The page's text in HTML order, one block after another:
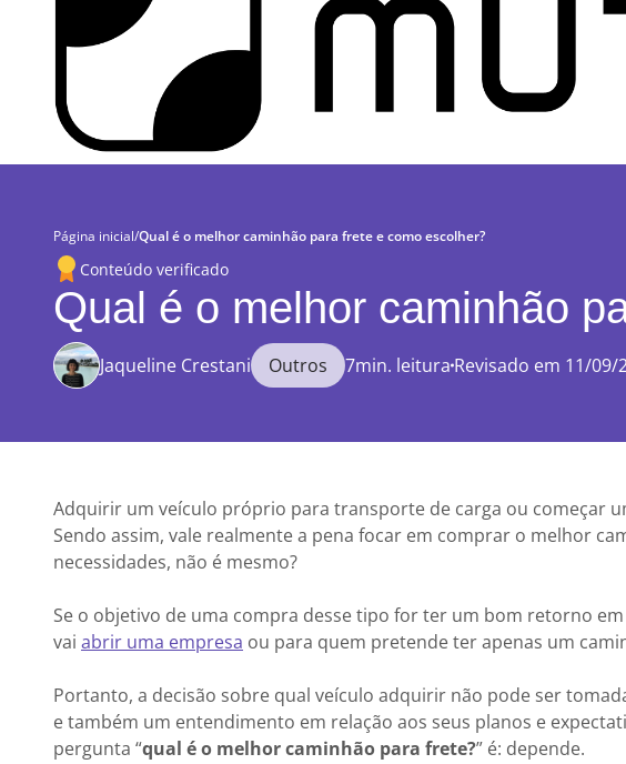
Página inicial/Qual é o melhor caminhão para frete e como escolher?
Conteúdo verificado
Qual é o melhor caminhão
Jaqueline Crestani Outros 7min. leitura Revisado em 11/09/
Adquirir um veículo próprio para transporte de carga ou começar
Sendo assim, vale realmente a pena focar em comprar o melhor
necessidades, não é mesmo?
Se o objetivo de uma compra desse tipo for ter um bom retorno
vai abrir uma empresa ou para quem pretende ter apenas um
Portanto, a decisão sobre qual veículo adquirir não pode ser
e também um entendimento em relação aos seus planos e
pergunta “qual é o melhor caminhão para frete?” é: depende.